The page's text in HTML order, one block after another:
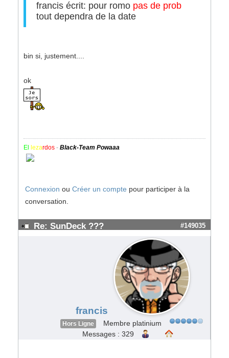
francis écrit: pour romo pas de prob
tout dependra de la date
bin si, justement....
ok
El lezardos - Black-Team Powaaa
Connexion ou Créer un compte pour participer à la
conversation.
Re: SunDeck ??? #149035
francis
Hors Ligne
Membre platinium
Messages : 329